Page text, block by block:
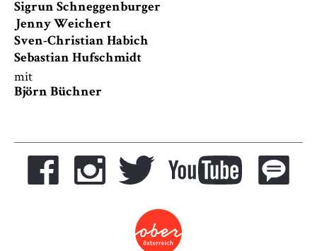
Sigrun Schneggenburger
Jenny Weichert
Sven-Christian Habich
Sebastian Hufschmidt
mit
Björn Büchner